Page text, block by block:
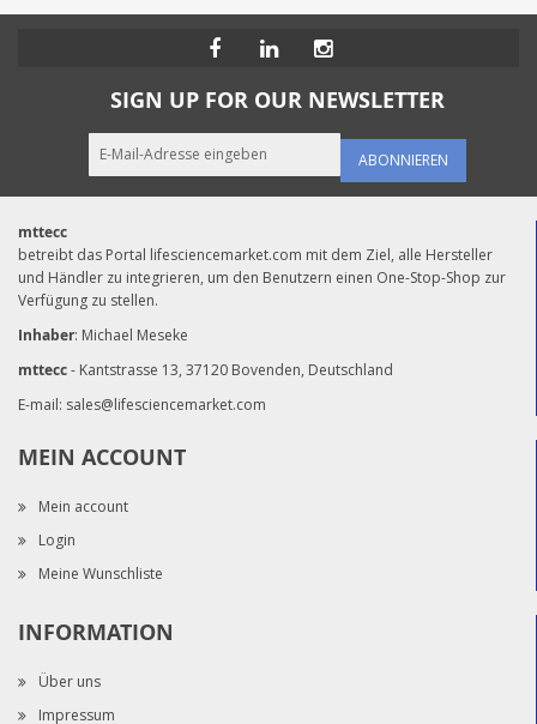
SIGN UP FOR OUR NEWSLETTER
ABONNIEREN
mttecc
betreibt das Portal lifesciencemarket.com mit dem Ziel, alle Hersteller
und Händler zu integrieren, um den Benutzern einen One-Stop-Shop zur
Verfügung zu stellen.
Inhaber: Michael Meseke
mttecc- Kantstrasse 13, 37120 Bovenden, Deutschland
E-mail: sales@lifesciencemarket.com
MEIN ACCOUNT
Mein account
Login
Meine Wunschliste
INFORMATION
Über uns
Impressum